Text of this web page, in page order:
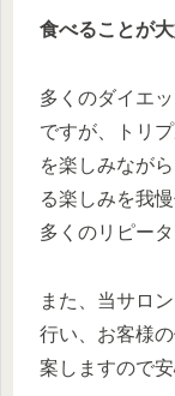
食べることが
多くのダイエ
ですが、トリ
を楽しみなが
る楽しみを我
多くのリピー
また、当サロ
行い、お客様
案しますので